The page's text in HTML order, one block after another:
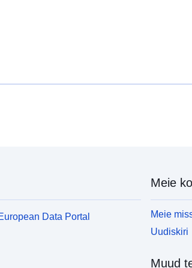
Data Portal
Meie
Meie
Uudiskiri
Muud